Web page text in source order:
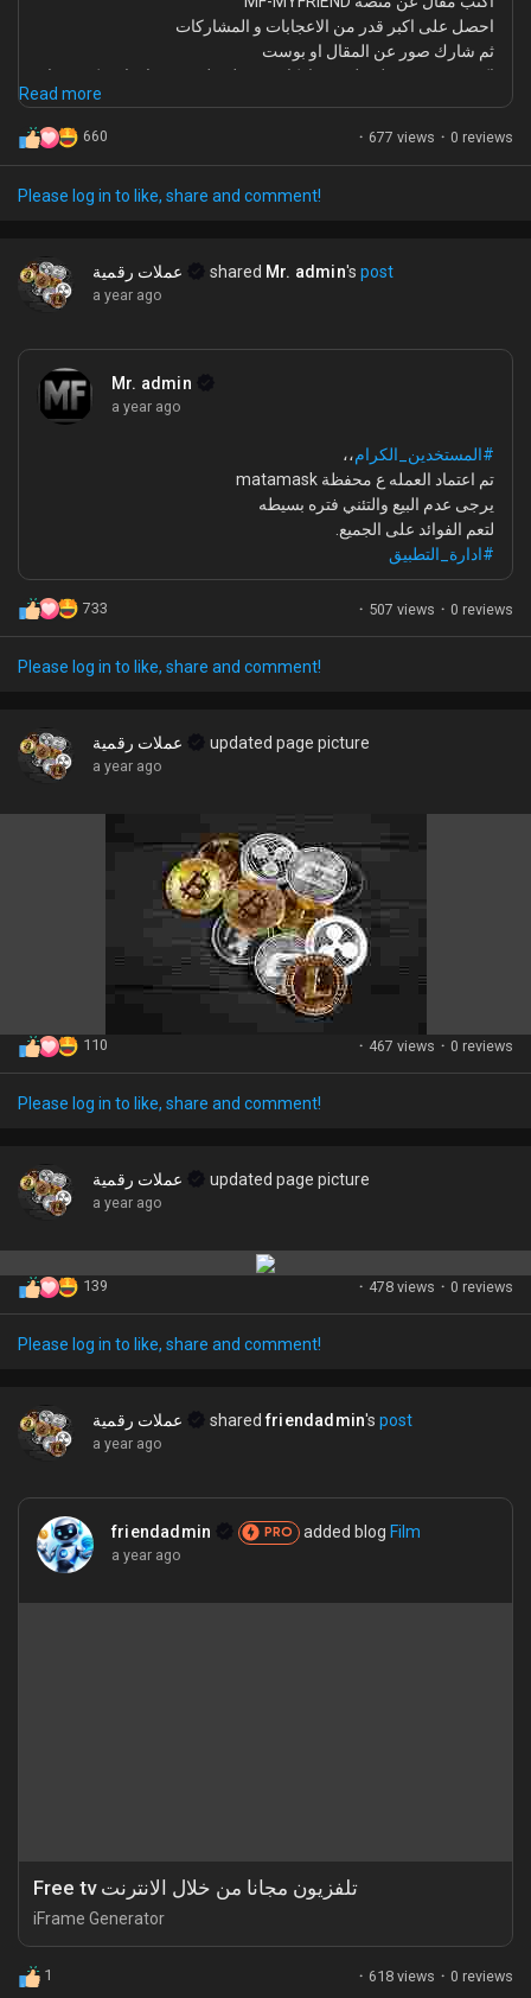
احصل على اكبر قدر من الاعجابات و المشاركات
ثم شارك صور عن المقال او بوست
اكثر بوست يحصل على مشاركات يحصل على ٥٠ دولار امريكي نقدا
Read more
660 · 677 views · 0 reviews
Please log in to like, share and comment!
عملات رقمية shared Mr. admin's post
a year ago
Mr. admin
a year ago
#المستخدين_الكرام،،
تم اعتماد العمله ع محفظة matamask
يرجى عدم البيع والتئني فتره بسيطه
لتعم الفوائد على الجميع.
#ادارة_التطبيق
733 · 507 views · 0 reviews
Please log in to like, share and comment!
عملات رقمية updated page picture
a year ago
110 · 467 views · 0 reviews
Please log in to like, share and comment!
عملات رقمية updated page picture
a year ago
139 · 478 views · 0 reviews
Please log in to like, share and comment!
عملات رقمية sharedfriendadmin'spost
a year ago
friendadmin PRO added blog Film
a year ago
Free tv تلفزيون مجانا من خلال الانترنت
iFrame Generator
1 · 618 views · 0 reviews